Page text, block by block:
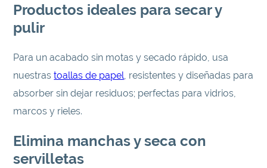
Productos ideales para secar y
pulir
Para un acabado sin motas y secado rápido, usa
nuestrastoallas de papel , resistentes y diseñadas para
absorber sin dejar residuos; perfectas para vidrios,
marcos y rieles.
Elimina manchas y seca con
servilletas